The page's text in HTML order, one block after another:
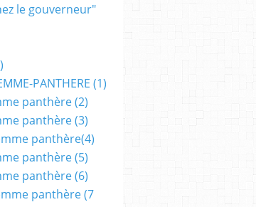
le gouverneur"
PANTHERE (1)
panthère (2)
panthère (3)
panthère(4)
panthère (5)
panthère (6)
panthère (7